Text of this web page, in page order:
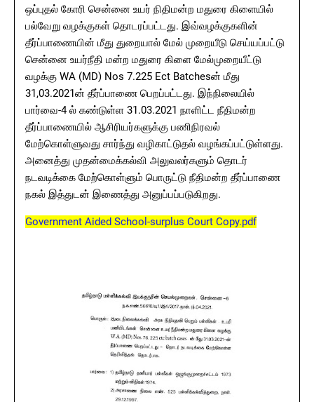
ஒப்புதல்‌ கோரி சென்னை உயர்‌ நிதிமன்ற மதுரை கிளையில்‌
பல்வேறு வழக்குகள்‌ தொடரப்பட்டது. இவ்வழக்குகளின்‌
தீர்ப்பாணையின்‌ மீது துறையால்‌ மேல்‌ முறையீடு செய்யப்பட்டு
சென்னை உயர்நீதி மன்ற மதுரை கிளை மேல்முறையீட்டு
வழக்கு WA (MD) Nos 7.225 Ect Batchesன் மீது
31,03.2021ன்‌ தீர்ப்பாணை பெறப்பட்டது. இந்நிலையில்‌
பார்வை-4 ல்‌ கண்டுள்ள 31.03.2021 நாளிட்ட நீதிமன்ற
தீர்ப்பாணையில்‌ ஆசிரியர்களுக்கு பணிநிரவல்‌
மேற்கொள்ளுவது சார்ந்து வழிகாட்டுதல்‌ வழங்கப்பட்டுள்ளது.
அனைத்து முதன்மைக்கல்வி அலுவலர்களும்‌ தொடர்‌
நடவடிக்கை மேற்கொள்ளும்‌ பொருட்டு நீதிமன்ற தீர்ப்பாணை
நகல்‌ இத்துடன்‌ இணைத்து அனுப்பப்படுகிறது.
Government Aided School-surplus Court Copy.pdf